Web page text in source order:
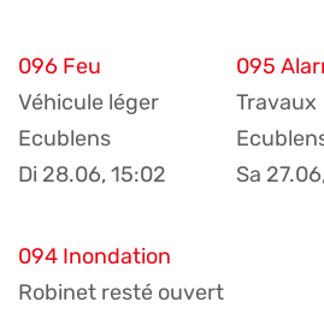
096 Feu
Véhicule léger
Ecublens
Di 28.06, 15:02
095
Travaux
Sa
094 Inondation
Robinet resté ouvert